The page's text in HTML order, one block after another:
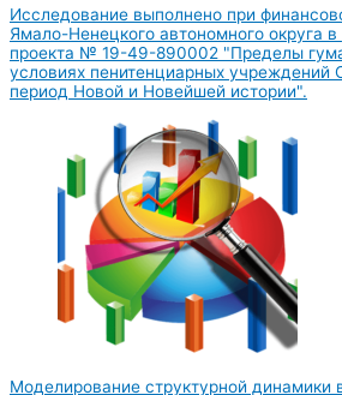
Исследование выполнено при
Ямало-Ненецкого автономного округа
проекта № 19-49-890002 "Пределы
условиях пенитенциарных учреждений
период Новой и Новейшей истории".
Моделирование структурной динамики